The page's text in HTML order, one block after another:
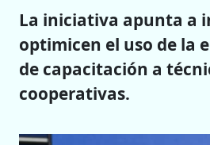
La iniciativa apunta a
optimicen el uso de la
de capacitación a
cooperativas.